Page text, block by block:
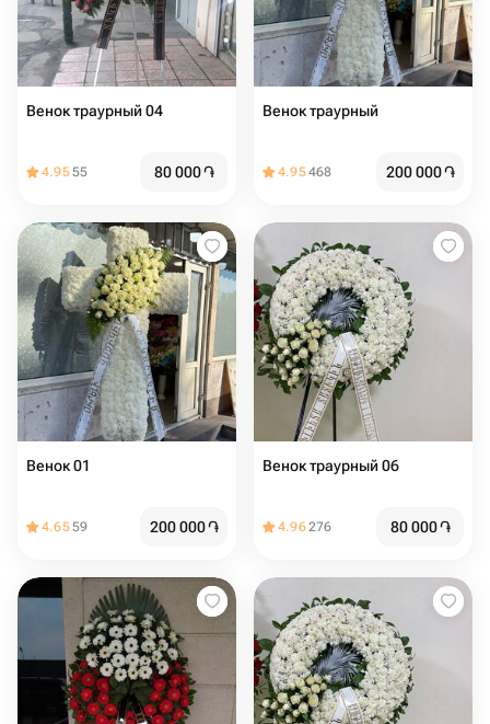
Венок траурный 04
4.9555 80 000֏
Венок траурный
4.95468 200 000֏
Венок 01
4.6559 200 000֏
Венок траурный 06
4.96276 80 000֏